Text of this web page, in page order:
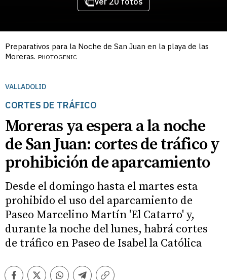
Preparativos para la Noche de San Juan en la playa de las
Moreras. PHOTOGENIC
VALLADOLID
CORTES DE TRÁFICO
Moreras ya espera a la noche
de San Juan: cortes de tráfico y
prohibición de aparcamiento
Desde el domingo hasta el martes esta
prohibido el uso del aparcamiento de
Paseo Marcelino Martín 'El Catarro' y,
durante la noche del lunes, habrá cortes
de tráfico en Paseo de Isabel la Católica